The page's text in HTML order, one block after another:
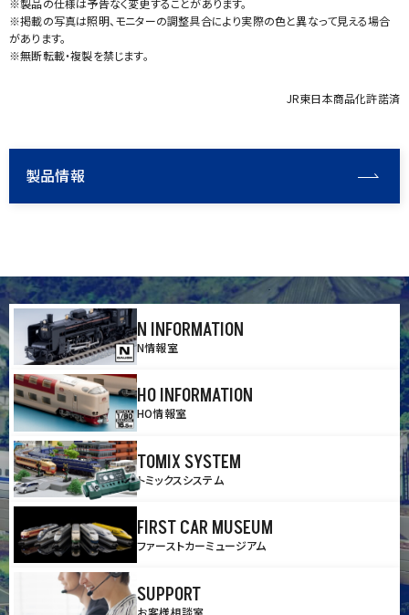
※掲載の写真は照明、モニターの調整具合により実際の色と異なって見える場合
があります。
※無断転載・複製を禁じます。
JR東日本商品化許諾済
製品情報
N INFORMATION
N情報室
HO INFORMATION
HO情報室
TOMIX SYSTEM
トミックスシステム
FIRST CAR MUSEUM
ファーストカーミュージアム
SUPPORT
お客様相談室